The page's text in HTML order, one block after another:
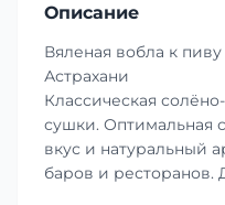
Описание
Вяленая вобла к
Астрахани
Классическая
сушки. Оптимальная
вкус и натуральный
баров и ресторанов.